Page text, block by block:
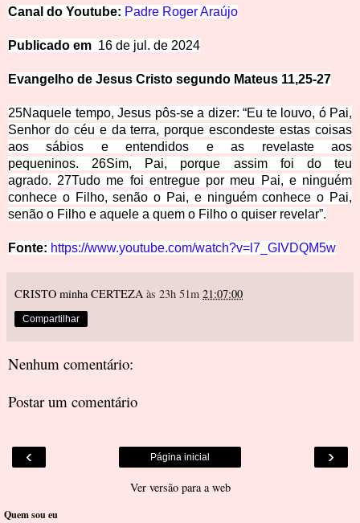
Canal do Youtube: Padre Roger Araújo
Publicado em 16 de jul. de 2024
Evangelho de Jesus Cristo segundo Mateus 11,25-27
25Naquele tempo, Jesus pôs-se a dizer: “Eu te louvo, ó Pai,
Senhor do céu e da terra, porque escondeste estas coisas
aos sábios e entendidos e as revelaste aos
pequeninos. 26Sim, Pai, porque assim foi do teu
agrado. 27Tudo me foi entregue por meu Pai, e ninguém
conhece o Filho, senão o Pai, e ninguém conhece o Pai,
senão o Filho e aquele a quem o Filho o quiser revelar”.
Fonte: https://www.youtube.com/watch?v=l7_GIVDQM5w
CRISTO minha CERTEZA às 23h 51m 21:07:00
Compartilhar
Nenhum comentário:
Postar um comentário
‹ ›
Página inicial
Ver versão para a web
Quem sou eu